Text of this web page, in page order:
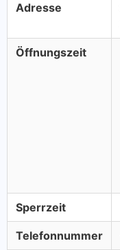
Adresse
Öffnungszeit
Sperrzeit
Telefonnummer